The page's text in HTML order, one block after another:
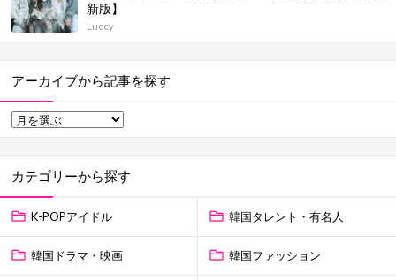
新版】
Luccy
アーカイブから記事を探す
カテゴリーから探す
K-POPアイドル 韓国タレント・有名人
韓国ドラマ・映画 韓国ファッション